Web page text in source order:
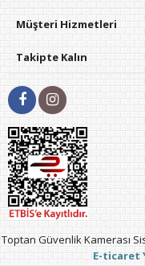
Müşteri Hizmetleri
Takipte Kalın
Toptan Güvenlik Kamerası
E-ticaret